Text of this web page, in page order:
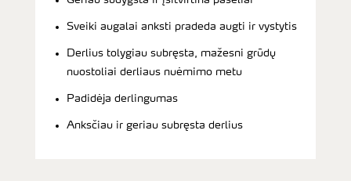
Sveiki augalai anksti pradeda augti ir vystytis
Derlius tolygiau subręsta, mažesni grūdų
nuostoliai derliaus nuėmimo metu
Padidėja derlingumas
Anksčiau ir geriau subręsta derlius